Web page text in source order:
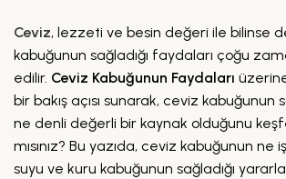
Ceviz, lezzeti ve besin değeri ile bilinse
kabuğunun sağladığı faydaları çoğu
edilir. Ceviz Kabuğunun Faydaları
bir bakış açısı sunarak, ceviz kabuğunun
ne denli değerli bir kaynak olduğunu
mısınız? Bu yazıda, ceviz kabuğunun ne
suyu ve kuru kabuğunun sağladığı